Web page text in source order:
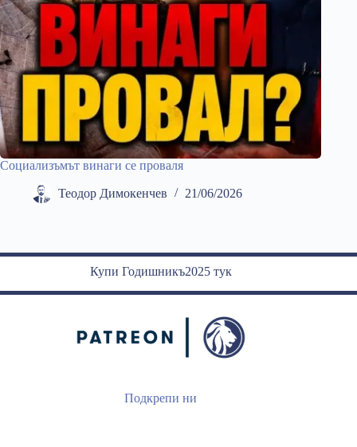
Социализъмът винаги се проваля
Теодор Димокенчев 21/06/2026
Купи Годишникъ2025 тук
Подкрепи ни